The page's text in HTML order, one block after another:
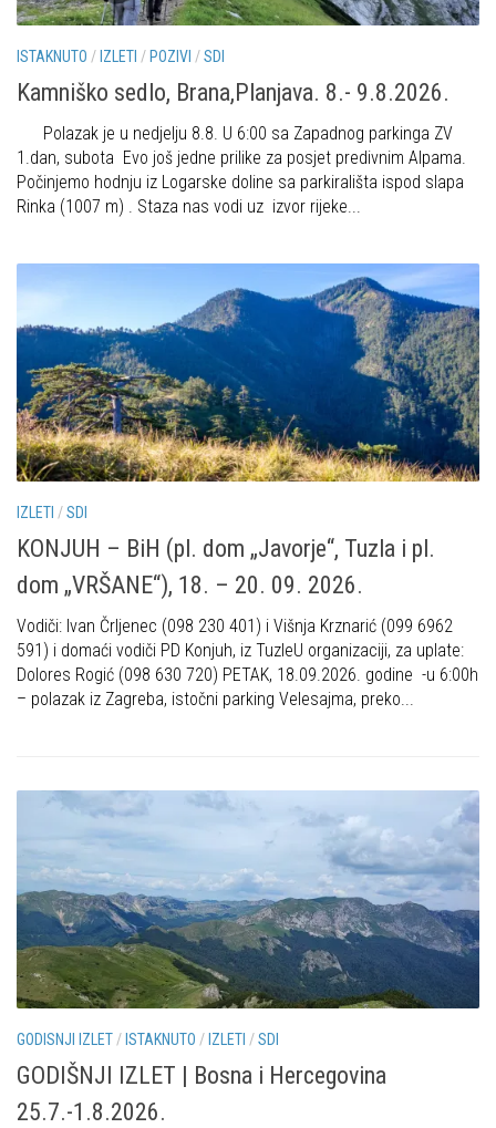
Izvješća s izleta Obiteljske sekcije
Pruži mi ruku – OSI
Izleti
Visokogorci
Novosti SVP
Povijest SVP
Izvješća s izleta SVP
Skijaši
Obilaznice
Gojzerica
Špiljama Lijepe Naše
Hrvatske planinarske kuće
50 vrhova za 50 godina društva
Od vrha do vrha
Pohodi
Noćni pohod na Oštrc
Dragojlinom stazom na Okić
Dan Željezničara na Oštrcu
Putopisi
Put ekspedicionizma
Ojos del Salado
Slavko Patačko
Tomislav Zoričić – Tom
Damir Bajs
Dijana Petrak
Dosadašnje aktivnosti
Novosti Markacijske komisije
Plan aktivnosti za 2025. godinu
Putevi koje održava HPD Željezničar
Povijest Markacijske komisije
ISTAKNUTO / IZLETI / POZIVI /SDI
Kamniško sedlo, Brana,Planjava. 8.- 9.8.2026.
Polazak je u nedjelju 8.8. U 6:00 sa Zapadnog parkinga ZV
1.dan, subota Evo još jedne prilike za posjet predivnim Alpama.
Počinjemo hodnju iz Logarske doline sa parkirališta ispod slapa
Rinka (1007 m) . Staza nas vodi uz izvor rijeke...
IZLETI /SDI
KONJUH – BiH (pl. dom „Javorje“, Tuzla i pl.
dom „VRŠANE“), 18. – 20. 09. 2026.
Vodiči: Ivan Črljenec (098 230 401) i Višnja Krznarić (099 6962
591) i domaći vodiči PD Konjuh, iz TuzleU organizaciji, za uplate:
Dolores Rogić (098 630 720) PETAK, 18.09.2026. godine -u 6:00h
– polazak iz Zagreba, istočni parking Velesajma, preko...
GODISNJI IZLET / ISTAKNUTO / IZLETI /SDI
GODIŠNJI IZLET | Bosna i Hercegovina
25.7.-1.8.2026.